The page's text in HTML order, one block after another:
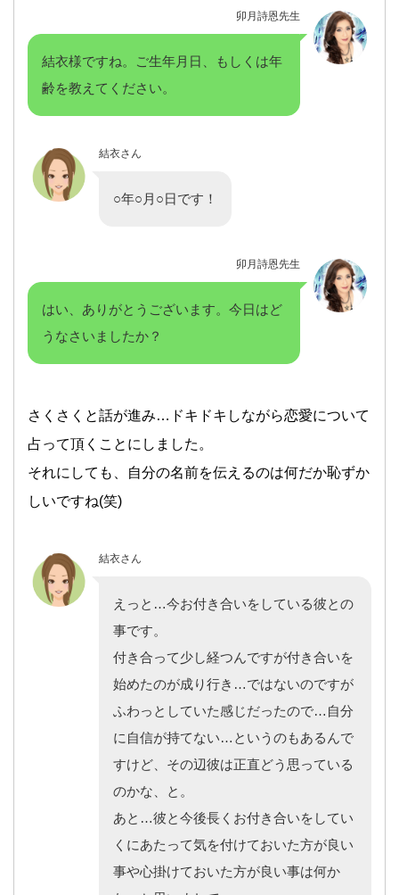
卯月詩恩先生
結衣様ですね。ご生年月日、もしくは年
齢を教えてください。
結衣さん
○年○月○日です！
卯月詩恩先生
はい、ありがとうございます。今日はど
うなさいましたか？
さくさくと話が進み…ドキドキしながら恋愛について
占って頂くことにしました。
それにしても、自分の名前を伝えるのは何だか恥ずか
しいですね(笑)
結衣さん
えっと…今お付き合いをしている彼との
事です。
付き合って少し経つんですが付き合いを
始めたのが成り行き…ではないのですが
ふわっとしていた感じだったので…自分
に自信が持てない…というのもあるんで
すけど、その辺彼は正直どう思っている
のかな、と。
あと…彼と今後長くお付き合いをしてい
くにあたって気を付けておいた方が良い
事や心掛けておいた方が良い事は何か